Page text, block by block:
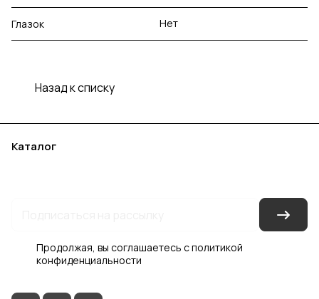
Глазок Нет
Назад к списку
Каталог
Продолжая, вы соглашаетесь сполитикой
конфиденциальности